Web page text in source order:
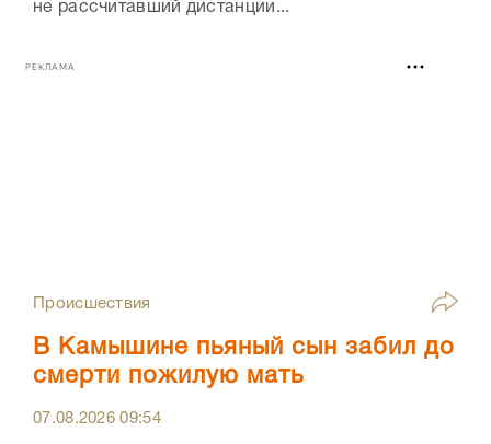
не рассчитавший дистанции...
РЕКЛАМА
Происшествия
В Камышине пьяный сын забил до
смерти пожилую мать
07.08.202609:54